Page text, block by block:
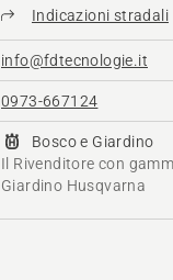
Indicazioni stradali
info@fdtecnologie.it
0973-667124
Bosco e Giardino
Il Rivenditore con
Giardino Husqvarna